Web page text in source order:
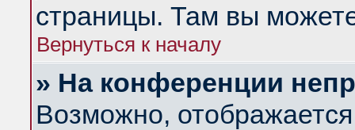
страницы. Там вы
Вернуться к началу
» На конференции
Возможно,